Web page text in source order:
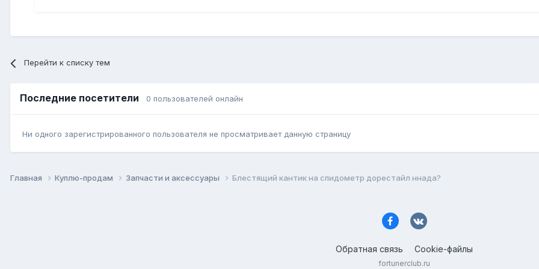
Перейти к списку тем
Последние посетители 0 пользователей онлайн
Ни одного зарегистрированного пользователя не просматривает данную страницу
Главная Куплю-продам Запчасти и аксессуары Блестящий кантик на спидометр дорестайл ннада?
Обратная связь Cookie-файлы
fortunerclub.ru